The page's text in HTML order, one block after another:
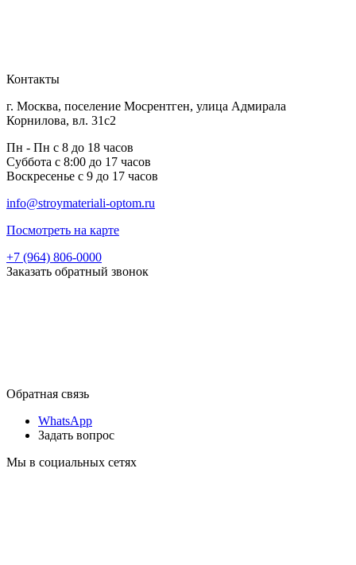
Контакты
г. Москва, поселение Мосрентген, улица Адмирала
Корнилова, вл. 31с2
Пн - Пн с 8 до 18 часов
Суббота с 8:00 до 17 часов
Воскресенье с 9 до 17 часов
info@stroymateriali-optom.ru
Посмотреть на карте
+7 (964) 806-0000
Заказать обратный звонок
Обратная связь
WhatsApp
Задать вопрос
Мы в социальных сетях